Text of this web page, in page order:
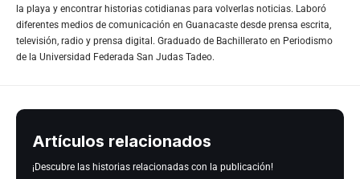
la playa y encontrar historias cotidianas para volverlas noticias. Laboró
diferentes medios de comunicación en Guanacaste desde prensa escrita,
televisión, radio y prensa digital. Graduado de Bachillerato en Periodismo
de la Universidad Federada San Judas Tadeo.
Artículos relacionados
¡Descubre las historias relacionadas con la publicación!